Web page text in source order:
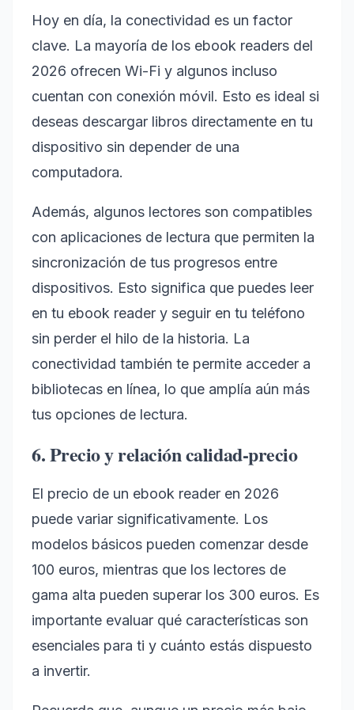
Hoy en día, la conectividad es un factor
clave. La mayoría de los ebook readers del
2026 ofrecen Wi-Fi y algunos incluso
cuentan con conexión móvil. Esto es ideal si
deseas descargar libros directamente en tu
dispositivo sin depender de una
computadora.
Además, algunos lectores son compatibles
con aplicaciones de lectura que permiten la
sincronización de tus progresos entre
dispositivos. Esto significa que puedes leer
en tu ebook reader y seguir en tu teléfono
sin perder el hilo de la historia. La
conectividad también te permite acceder a
bibliotecas en línea, lo que amplía aún más
tus opciones de lectura.
6. Precio y relación calidad-precio
El precio de un ebook reader en 2026
puede variar significativamente. Los
modelos básicos pueden comenzar desde
100 euros, mientras que los lectores de
gama alta pueden superar los 300 euros. Es
importante evaluar qué características son
esenciales para ti y cuánto estás dispuesto
a invertir.